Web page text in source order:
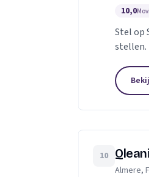
10,0
Stel op
stellen.
10
Almere,